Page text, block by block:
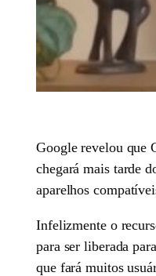
Google revelou que
chegará mais tarde
aparelhos
Infelizmente o
para ser liberada
que fará muitos